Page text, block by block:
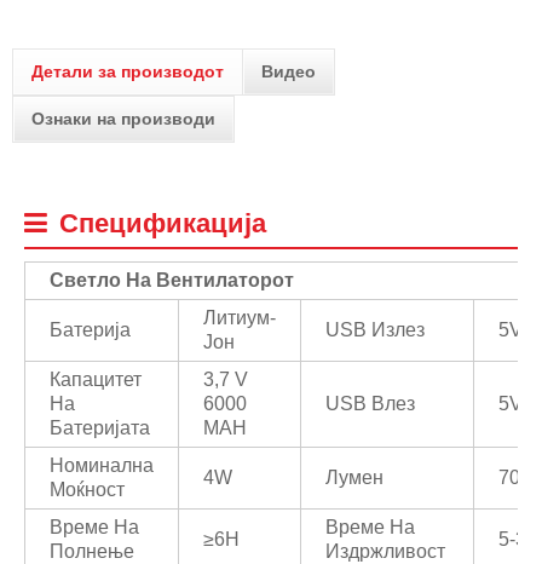
Детали за производот Видео
Ознаки на производи
Спецификација
Светло На Вентилаторот
Батерија
Литиум-
Јон
USB Излез 5V/
Капацитет
На
Батеријата
3,7 V
6000
MAH
USB Влез 5V/
Номинална
Моќност
4W Лумен 70/
Време На
Полнење
≥6H
Време На
Издржливост
5-